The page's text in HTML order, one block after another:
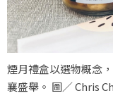
煙月禮盒以選物概念
襄盛舉。 圖／ Chris